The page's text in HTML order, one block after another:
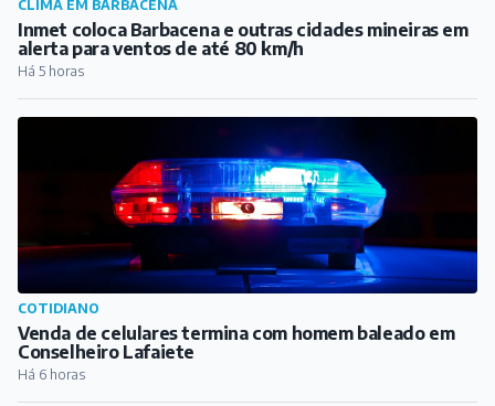
CLIMA EM BARBACENA
Inmet coloca Barbacena e outras cidades mineiras em
alerta para ventos de até 80 km/h
Há 5 horas
COTIDIANO
Venda de celulares termina com homem baleado em
Conselheiro Lafaiete
Há 6 horas